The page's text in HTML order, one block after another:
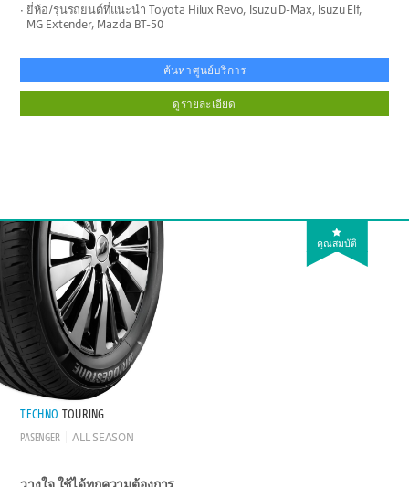
ยี่ห้อ/รุ่นรถยนต์ที่แนะนำ Toyota Hilux Revo, Isuzu D-Max, Isuzu Elf,
MG Extender, Mazda BT-50
ค้นหาศูนย์บริการ
ดูรายละเอียด
คุณสมบัติ
TECHNO TOURING
PASENGER ALL SEASON
วางใจ ใช้ได้ทุกความต้องการ